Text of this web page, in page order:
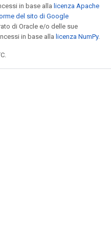
in base alla licenza Apache
del sito di Google
di Oracle e/o delle sue
in base alla licenza NumPy.